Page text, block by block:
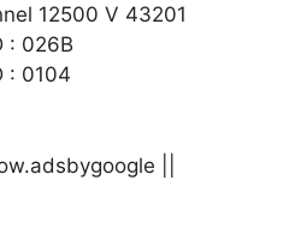
12500 V 43201
: 026B
: 0104
||